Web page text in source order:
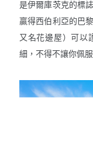
是伊爾庫茨克的標
贏得西伯利亞的巴
又名花邊屋）可以
細，不得不讓你佩服